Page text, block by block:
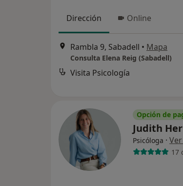
Dirección Online
Rambla 9, Sabadell • Mapa
Consulta Elena Reig (Sabadell)
Visita Psicología
Opción de
Judith
Psicóloga ·
17